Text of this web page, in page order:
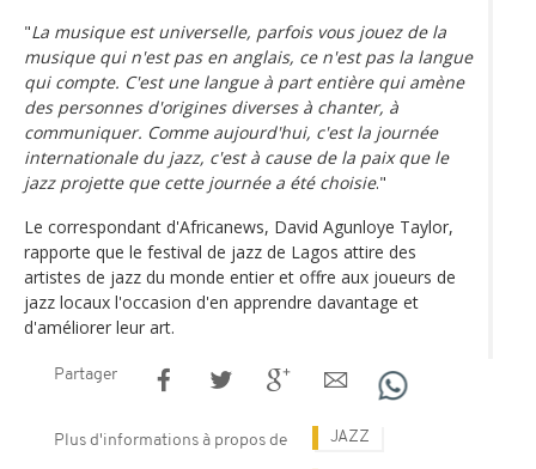
"La musique est universelle, parfois vous jouez de la
musique qui n'est pas en anglais, ce n'est pas la langue
qui compte. C'est une langue à part entière qui amène
des personnes d'origines diverses à chanter, à
communiquer. Comme aujourd'hui, c'est la journée
internationale du jazz, c'est à cause de la paix que le
jazz projette que cette journée a été choisie."
Le correspondant d'Africanews, David Agunloye Taylor,
rapporte que le festival de jazz de Lagos attire des
artistes de jazz du monde entier et offre aux joueurs de
jazz locaux l'occasion d'en apprendre davantage et
d'améliorer leur art.
Partager
Plus d'informations à propos de JAZZ